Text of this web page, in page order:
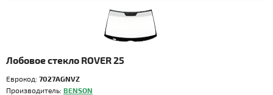
Лобовое стекло ROVER 25
Еврокод: 7027AGNVZ
Производитель: BENSON